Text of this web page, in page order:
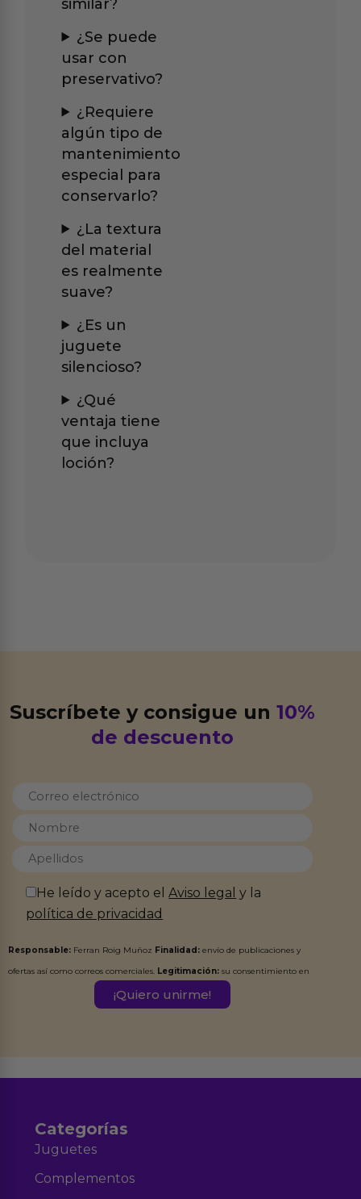
similar?
¿Se puede
usar con
preservativo?
¿Requiere
algún tipo de
mantenimiento
especial para
conservarlo?
¿La textura
del material
es realmente
suave?
¿Es un
juguete
silencioso?
¿Qué
ventaja tiene
que incluya
loción?
Suscríbete y consigue un10%
de descuento
He leído y acepto elAviso legal y la
política de privacidad
Responsable: Ferran Roig Muñoz Finalidad: envío de publicaciones y
ofertas así como correos comerciales. Legitimación: su consentimiento en
Destinatarios:Ferran Roig Muñoz. Podrás ejercer tus
Categorías
Juguetes
Complementos